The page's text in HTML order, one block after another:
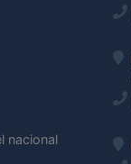
nacional